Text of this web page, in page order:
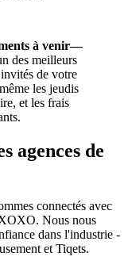
à venir—
des meilleurs
de votre
les jeudis
et les frais
agences de
connectés avec
Nous nous
dans l'industrie -
et Tiqets.